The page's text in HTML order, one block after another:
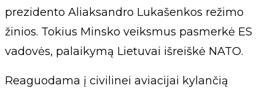
prezidento Aliaksandro Lukašenkos režimo
žinios. Tokius Minsko veiksmus pasmerkė ES
vadovės, palaikymą Lietuvai išreiškė NATO.
Reaguodama į civilinei aviacijai kylančią